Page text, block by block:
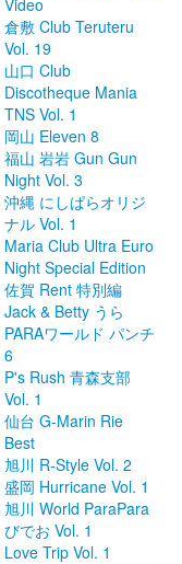
Video
倉敷 Club Teruteru
Vol. 19
山口 Club
Discotheque Mania
TNS Vol. 1
岡山 Eleven 8
福山 岩岩 Gun Gun
Night Vol. 3
沖縄 にしぱらオリジ
ナル Vol. 1
Maria Club Ultra Euro
Night Special Edition
佐賀 Rent 特別編
Jack & Betty うら
PARAワールド パンチ
6
P's Rush 青森支部
Vol. 1
仙台 G-Marin Rie
Best
旭川 R-Style Vol. 2
盛岡 Hurricane Vol. 1
旭川 World ParaPara
びでお Vol. 1
Love Trip Vol. 1